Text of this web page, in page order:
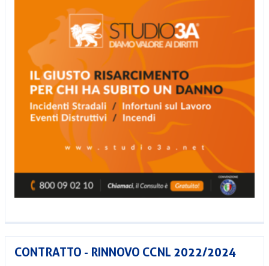
CONTRATTO - RINNOVO CCNL 2022/2024